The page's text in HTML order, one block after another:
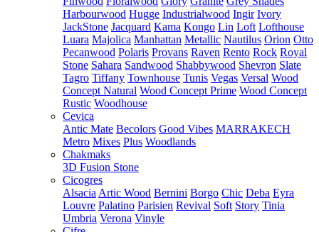
Harbourwood Hugge Industrialwood Ingir Ivory
JackStone Jacquard Kama Kongo Lin Loft Lofthouse
Luara Majolica Manhattan Metallic Nautilus Orion Otto
Pecanwood Polaris Provans Raven Rento Rock Royal
Stone Sahara Sandwood Shabbywood Shevron Slate
Tagro Tiffany Townhouse Tunis Vegas Versal Wood
Concept Natural Wood Concept Prime Wood Concept
Rustic Woodhouse
Cevica
Antic Mate Becolors Good Vibes MARRAKECH
Metro Mixes Plus Woodlands
Chakmaks
3D Fusion Stone
Cicogres
Alsacia Artic Wood Bernini Borgo Chic Deba Eyra
Louvre Palatino Parisien Revival Soft Story Tinia
Umbria Verona Vinyle